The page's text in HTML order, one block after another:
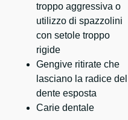
troppo aggressiva o
utilizzo di spazzolini
con setole troppo
rigide
Gengive ritirate che
lasciano la radice del
dente esposta
Carie dentale